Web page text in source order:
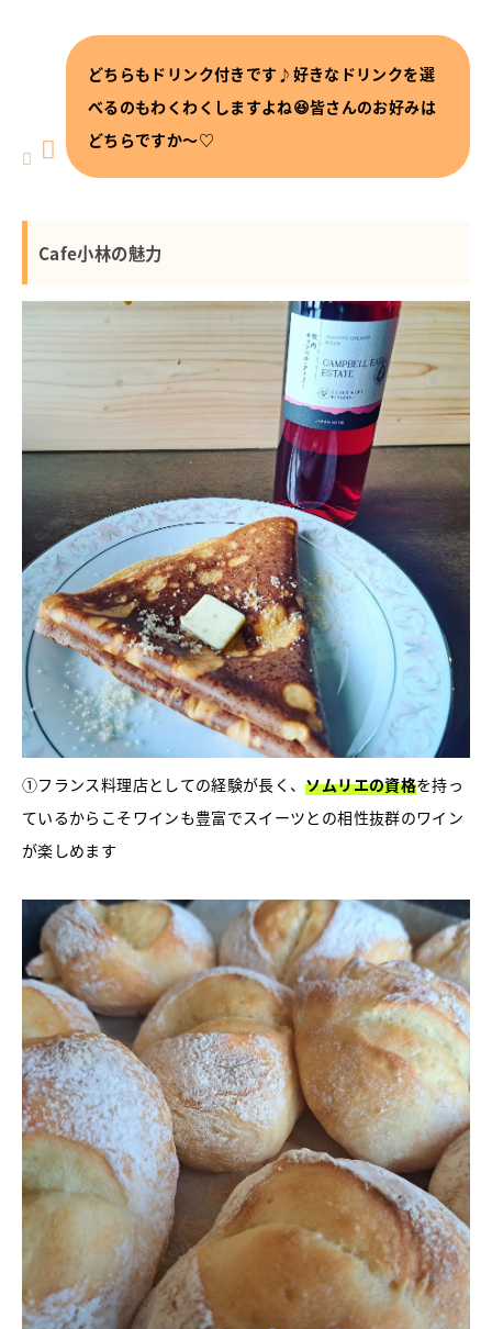
どちらもドリンク付きです♪好きなドリンクを選
べるのもわくわくしますよね😆皆さんのお好みは
どちらですか～♡
Cafe小林の魅力
①フランス料理店としての経験が長く、ソムリエの資格を持っ
ているからこそワインも豊富でスイーツとの相性抜群のワイン
が楽しめます